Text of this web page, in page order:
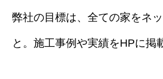
弊社の目標は、全ての家をネ
と。施工事例や実績をHPに掲